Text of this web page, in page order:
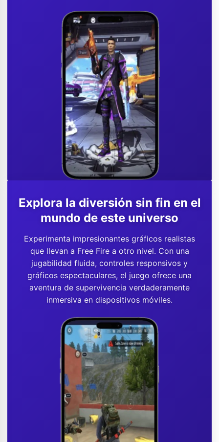
Explora la diversión sin fin en el
mundo de este universo
Experimenta impresionantes gráficos realistas
que llevan a Free Fire a otro nivel. Con una
jugabilidad fluida, controles responsivos y
gráficos espectaculares, el juego ofrece una
aventura de supervivencia verdaderamente
inmersiva en dispositivos móviles.